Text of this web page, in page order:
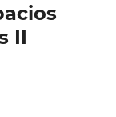
II